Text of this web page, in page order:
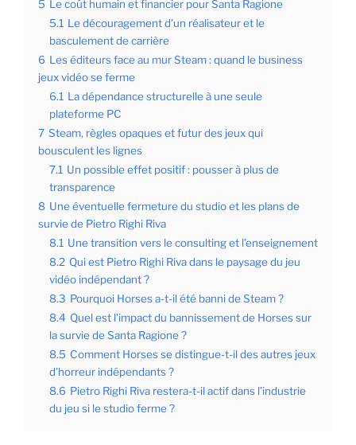
5 Le coût humain et financier pour Santa Ragione
5.1 Le découragement d’un réalisateur et le
basculement de carrière
6 Les éditeurs face au mur Steam : quand le business
jeux vidéo se ferme
6.1 La dépendance structurelle à une seule
plateforme PC
7 Steam, règles opaques et futur des jeux qui
bousculent les lignes
7.1 Un possible effet positif : pousser à plus de
transparence
8 Une éventuelle fermeture du studio et les plans de
survie de Pietro Righi Riva
8.1 Une transition vers le consulting et l’enseignement
8.2 Qui est Pietro Righi Riva dans le paysage du jeu
vidéo indépendant ?
8.3 Pourquoi Horses a-t-il été banni de Steam ?
8.4 Quel est l’impact du bannissement de Horses sur
la survie de Santa Ragione ?
8.5 Comment Horses se distingue-t-il des autres jeux
d’horreur indépendants ?
8.6 Pietro Righi Riva restera-t-il actif dans l’industrie
du jeu si le studio ferme ?